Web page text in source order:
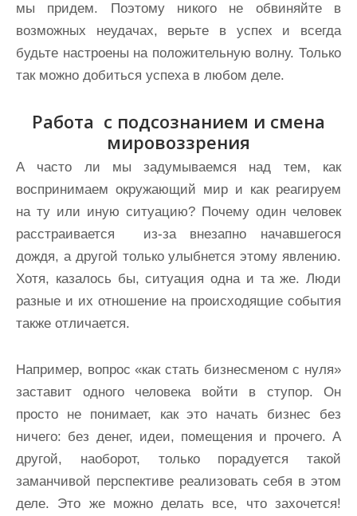
мы придем. Поэтому никого не обвиняйте в
возможных неудачах, верьте в успех и всегда
будьте настроены на положительную волну. Только
так можно добиться успеха в любом деле.
Работа с подсознанием и смена
мировоззрения
А часто ли мы задумываемся над тем, как
воспринимаем окружающий мир и как реагируем
на ту или иную ситуацию? Почему один человек
расстраивается из-за внезапно начавшегося
дождя, а другой только улыбнется этому явлению.
Хотя, казалось бы, ситуация одна и та же. Люди
разные и их отношение на происходящие события
также отличается.
Например, вопрос «как стать бизнесменом с нуля»
заставит одного человека войти в ступор. Он
просто не понимает, как это начать бизнес без
ничего: без денег, идеи, помещения и прочего. А
другой, наоборот, только порадуется такой
заманчивой перспективе реализовать себя в этом
деле. Это же можно делать все, что захочется!